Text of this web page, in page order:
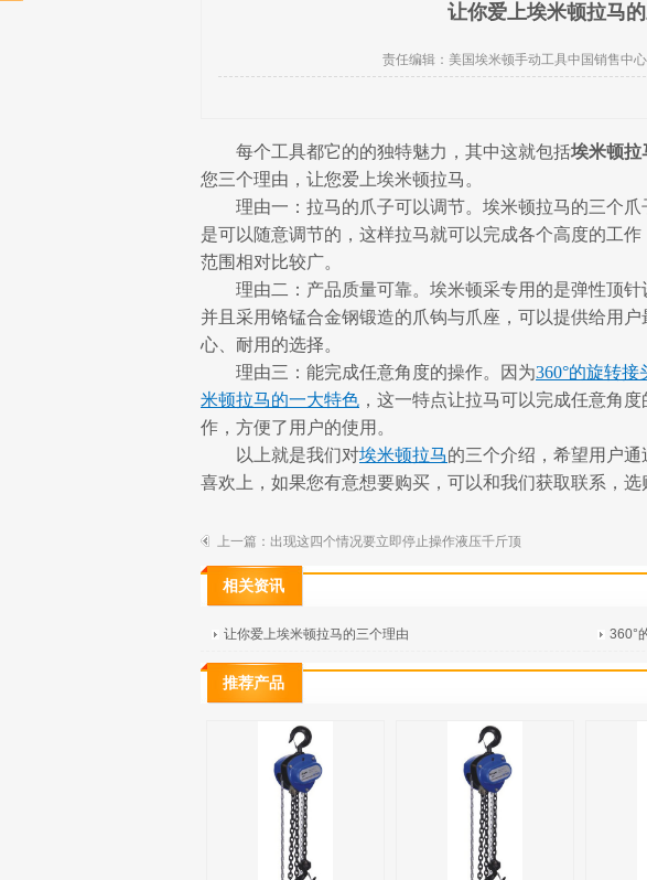
让你爱上埃米顿拉马
责任编辑： 美国埃米顿手动工具中国销售中心
每个工具都它的的独特魅力，其中这就包括埃米顿拉
您三个理由，让您爱上埃米顿拉马。
理由一：拉马的爪子可以调节。埃米顿拉马的三个爪
是可以随意调节的，这样拉马就可以完成各个高度的工作
范围相对比较广。
理由二：产品质量可靠。埃米顿采专用的是弹性顶针
并且采用铬锰合金钢锻造的爪钩与爪座，可以提供给用户
心、耐用的选择。
理由三：能完成任意角度的操作。因为360°的旋转接
米顿拉马的一大特色 ，这一特点让拉马可以完成任意角度
作，方便了用户的使用。
以上就是我们对埃米顿拉马的三个介绍，希望用户
喜欢上，如果您有意想要购买，可以和我们获取联系，选
上一篇： 出现这四个情况要立即停止操作液压千斤顶
相关资讯
让你爱上埃米顿拉马的三个理由 360°
推荐产品